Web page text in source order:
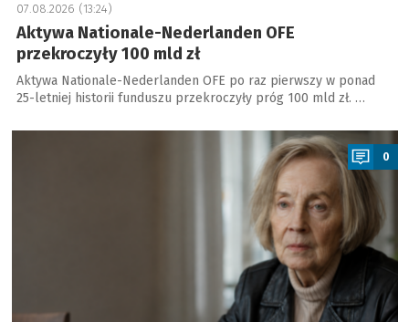
07.08.2026 (13:24)
Aktywa Nationale-Nederlanden OFE
przekroczyły 100 mld zł
Aktywa Nationale-Nederlanden OFE po raz pierwszy w ponad
25-letniej historii funduszu przekroczyły próg 100 mld zł. …
a
0